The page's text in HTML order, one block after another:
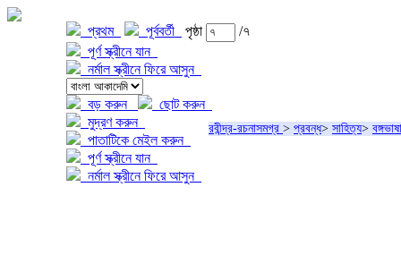
প্রথম পূর্ববর্তী পৃষ্ঠা
/৭
পূর্ণ স্ক্রীনে যান
নর্মাল স্ক্রীনে ফিরে আসুন
বড় করুন
ছোট করুন
মুদ্রণ করুন
পাতাটিকে মেইল করুন
পূর্ণ স্ক্রীনে যান
নর্মাল স্ক্রীনে ফিরে আসুন
রবীন্দ্র-রচনাসমগ্র > প্রবন্ধ> সাহিত্য>